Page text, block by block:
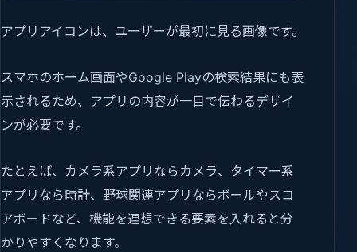
アプリアイコンは、ユーザーが最初に見る画像です。
スマホのホーム画面やGoogle Playの検索結果にも表
示されるため、アプリの内容が一目で伝わるデザイ
ンが必要です。
たとえば、カメラ系アプリならカメラ、タイマー系
アプリなら時計、野球関連アプリならボールやスコ
アボードなど、機能を連想できる要素を入れると分
かりやすくなります。